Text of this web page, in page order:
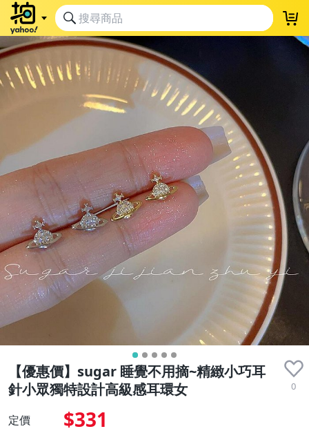
【優惠價】sugar 睡覺不用摘~精緻小巧耳
針小眾獨特設計高級感耳環女
0
定價 $331